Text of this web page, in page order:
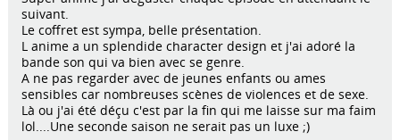
suivant.
Le coffret est sympa, belle présentation.
L anime a un splendide character design et j'ai adoré la
bande son qui va bien avec se genre.
A ne pas regarder avec de jeunes enfants ou ames
sensibles car nombreuses scènes de violences et de sexe.
Là ou j'ai été déçu c'est par la fin qui me laisse sur ma faim
lol....Une seconde saison ne serait pas un luxe ;)